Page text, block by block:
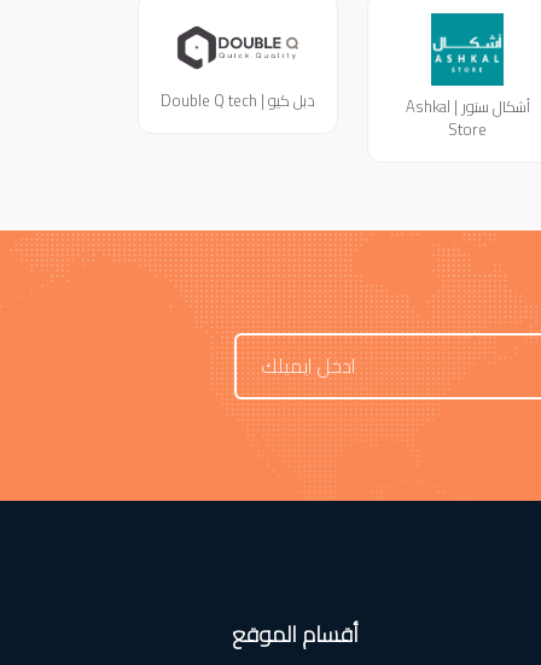
أشكال ستور | Ashkal
Store
دبل كيو | Double Q tech
أقسام الموقع